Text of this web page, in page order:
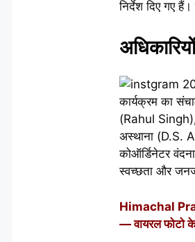
निर्देश दिए गए
कार्यक्रम का
(Rahul Singh),
अस्थाना (D.S.
कोऑर्डिनेटर
स्वच्छता और
Himachal
— वायरल फोटो